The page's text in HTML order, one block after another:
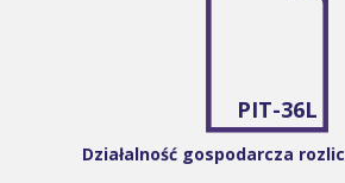
PIT-36L
Działalność gospodarcza